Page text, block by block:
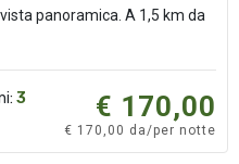
panoramica. A 1,5 km da
3 € 170,00
€ 170,00 da/per notte